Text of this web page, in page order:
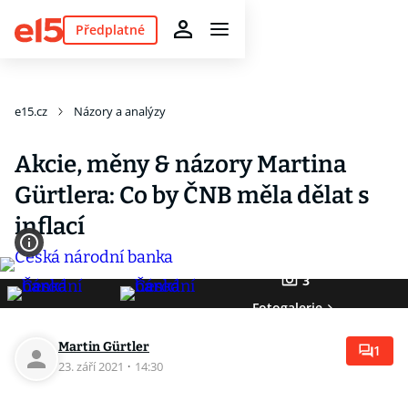
Předplatné
e15.cz Názory a analýzy
Akcie, měny & názory Martina
Gürtlera: Co by ČNB měla dělat s
inflací
3
Fotogalerie
Martin Gürtler
23. září 2021 · 14:30
1